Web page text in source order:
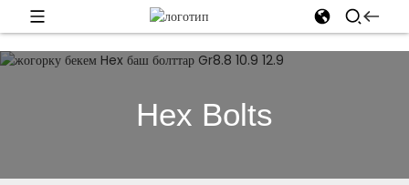
Hex Bolts